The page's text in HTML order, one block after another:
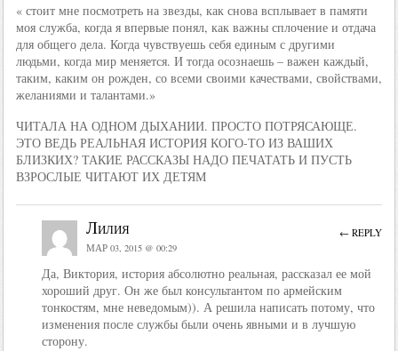
« стоит мне посмотреть на звезды, как снова всплывает в памяти
моя служба, когда я впервые понял, как важны сплочение и отдача
для общего дела. Когда чувствуешь себя единым с другими
людьми, когда мир меняется. И тогда осознаешь – важен каждый,
таким, каким он рожден, со всеми своими качествами, свойствами,
желаниями и талантами.»
ЧИТАЛА НА ОДНОМ ДЫХАНИИ. ПРОСТО ПОТРЯСАЮЩЕ.
ЭТО ВЕДЬ РЕАЛЬНАЯ ИСТОРИЯ КОГО-ТО ИЗ ВАШИХ
БЛИЗКИХ? ТАКИЕ РАССКАЗЫ НАДО ПЕЧАТАТЬ И ПУСТЬ
ВЗРОСЛЫЕ ЧИТАЮТ ИХ ДЕТЯМ
Лилия
МАР 03, 2015 @ 00:29
Да, Виктория, история абсолютно реальная, рассказал ее мой
хороший друг. Он же был консультантом по армейским
тонкостям, мне неведомым)). А решила написать потому, что
изменения после службы были очень явными и в лучшую
сторону.
← REPLY